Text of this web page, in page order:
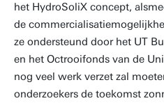
het HydroSoliX concept,
de
ze ondersteund door het UT
en het Octrooifonds van de
nog veel werk verzet zal
onderzoekers de toekomst